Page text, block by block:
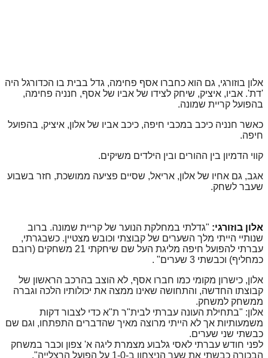
אלון בוזורגי, גם הוא כחברו אסף פחימה, גדל בבית בו הכדורגל היה
'דת'. אביו, איציק, שיחק לצידו של אביו של אסף, חנניה פחימה,
בהפועל קריית שמונה.
כאשר חנניה כיכב במכבי חיפה, כיכב אביו של אלון, איציק, בהפועל
חיפה.
קווי הדמיון בין ההורים ובין הילדים משיקים.
אגב, גם אחיו של אלון, אריאל, שסיים פציעה ממושכת, חזר בשבוע
שעבר לשחק.
אלון בוזורגי: "גדלתי במחלקת הנוער של קריית שמונה. ברוב
שנותיי הייתי מלך השערים של קבוצתי וכובש מצטיין. כשבגרתי,
עברתי להפועל חיפה מליגת העל שם שיחקתי 21 משחקים (רובם
כמחליף) וכבשתי 3
שערים" .
אלון, כישרון מקומי כמו חברו אסף, לא הוצב בהרכב הראשון של
קבוצתו החדשה, והתחושה שאינו ממצה את יכולותיו הלכה וגברה
ממשחק למשחק.
אלון: "בתחילת העונה עברתי לבית"ר ת"א כדי לצבור דקות
משמעותיות אך לא הייתי מרוצה מאיך שהדברים התפתחו, וגם שם
כבשתי שני שערים.
לפני חודש עברתי לאסי גלבוע מצמרת ליגה א' צפון וכבר במשחק
הבכורה כבשתי את שער הניצחון ב-1-0 על הפועל הרצלייה"
.